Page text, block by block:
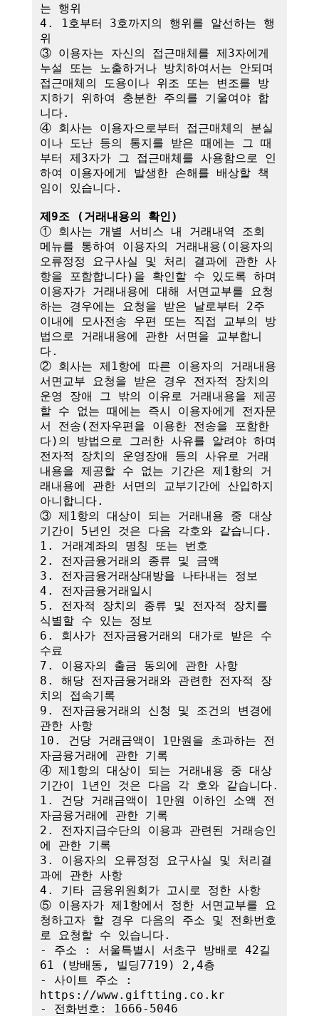
는 행위
4. 1호부터 3호까지의 행위를 알선하는 행
위
③ 이용자는 자신의 접근매체를 제3자에게
누설 또는 노출하거나 방치하여서는 안되며
접근매체의 도용이나 위조 또는 변조를 방
지하기 위하여 충분한 주의를 기울여야 합
니다.
④ 회사는 이용자으로부터 접근매체의 분실
이나 도난 등의 통지를 받은 때에는 그 때
부터 제3자가 그 접근매체를 사용함으로 인
하여 이용자에게 발생한 손해를 배상할 책
임이 있습니다.
제9조 (거래내용의 확인)
① 회사는 개별 서비스 내 거래내역 조회
메뉴를 통하여 이용자의 거래내용(이용자의
오류정정 요구사실 및 처리 결과에 관한 사
항을 포함합니다)을 확인할 수 있도록 하며
이용자가 거래내용에 대해 서면교부를 요청
하는 경우에는 요청을 받은 날로부터 2주
이내에 모사전송 우편 또는 직접 교부의 방
법으로 거래내용에 관한 서면을 교부합니
다.
② 회사는 제1항에 따른 이용자의 거래내용
서면교부 요청을 받은 경우 전자적 장치의
운영 장애 그 밖의 이유로 거래내용을 제공
할 수 없는 때에는 즉시 이용자에게 전자문
서 전송(전자우편을 이용한 전송을 포함한
다)의 방법으로 그러한 사유를 알려야 하며
전자적 장치의 운영장애 등의 사유로 거래
내용을 제공할 수 없는 기간은 제1항의 거
래내용에 관한 서면의 교부기간에 산입하지
아니합니다.
③ 제1항의 대상이 되는 거래내용 중 대상
기간이 5년인 것은 다음 각호와 같습니다.
1. 거래계좌의 명칭 또는 번호
2. 전자금융거래의 종류 및 금액
3. 전자금융거래상대방을 나타내는 정보
4. 전자금융거래일시
5. 전자적 장치의 종류 및 전자적 장치를
식별할 수 있는 정보
6. 회사가 전자금융거래의 대가로 받은 수
수료
7. 이용자의 출금 동의에 관한 사항
8. 해당 전자금융거래와 관련한 전자적 장
치의 접속기록
9. 전자금융거래의 신청 및 조건의 변경에
관한 사항
10. 건당 거래금액이 1만원을 초과하는 전
자금융거래에 관한 기록
④ 제1항의 대상이 되는 거래내용 중 대상
기간이 1년인 것은 다음 각 호와 같습니다.
1. 건당 거래금액이 1만원 이하인 소액 전
자금융거래에 관한 기록
2. 전자지급수단의 이용과 관련된 거래승인
에 관한 기록
3. 이용자의 오류정정 요구사실 및 처리결
과에 관한 사항
4. 기타 금융위원회가 고시로 정한 사항
⑤ 이용자가 제1항에서 정한 서면교부를 요
청하고자 할 경우 다음의 주소 및 전화번호
로 요청할 수 있습니다.
- 주소 : 서울특별시 서초구 방배로 42길
61 (방배동, 빌딩7719) 2,4층
- 사이트 주소 :
https://www.giftting.co.kr
- 전화번호: 1666-5046